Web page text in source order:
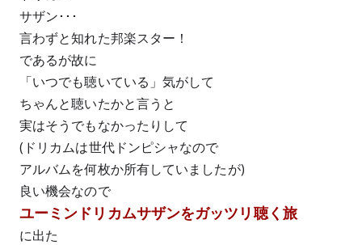
サザン･･･
言わずと知れた邦楽スター！
であるが故に
「いつでも聴いている」気がして
ちゃんと聴いたかと言うと
実はそうでもなかったりして
(ドリカムは世代ドンピシャなので
アルバムを何枚か所有していましたが)
良い機会なので
ユーミンドリカムサザンをガッツリ聴く旅
に出た